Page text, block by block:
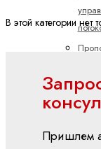
для
В этой категории нет
Пришлем